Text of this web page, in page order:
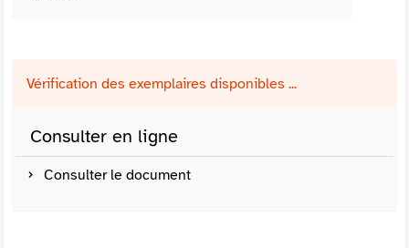
Vérification des exemplaires disponibles ...
Consulter en ligne
Consulter le document